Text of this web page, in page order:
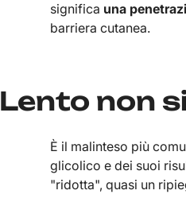
significa una
barriera cutanea.
Lento non
È il malinteso più
glicolico e dei suoi
"ridotta", quasi un